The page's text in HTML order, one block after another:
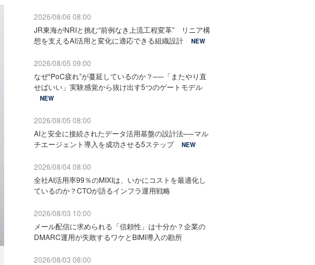
2026/08/06 08:00
JR東海がNRIと挑む“前例なき上流工程変革” リニア構
想を支えるAI活用と変化に適応できる組織設計
NEW
2026/08/05 09:00
なぜ“PoC疲れ”が蔓延しているのか？──「またやり直
せばいい」実験感覚から抜け出す5つのゲートモデル
NEW
2026/08/05 08:00
AIと安全に接続されたデータ活用基盤の設計法──マル
チエージェント導入を成功させる5ステップ
NEW
2026/08/04 08:00
全社AI活用率99％のMIXIは、いかにコストを最適化し
ているのか？CTOが語るインフラ運用戦略
2026/08/03 10:00
メール配信に求められる「信頼性」は十分か？企業の
DMARC運用が失敗するワケとBIMI導入の勘所
2026/08/03 08:00